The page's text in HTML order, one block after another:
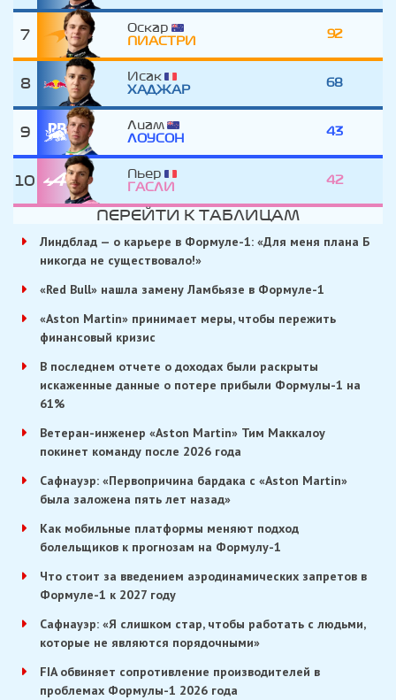
7
Оскар
ПИАСТРИ
92
8
Исак
ХАДЖАР
68
9
Лиам
ЛОУСОН
43
10
Пьер
ГАСЛИ
42
ПЕРЕЙТИ К ТАБЛИЦАМ
Линдблад — о карьере в Формуле-1: «Для меня плана Б
никогда не существовало!»
«Red Bull» нашла замену Ламбьязе в Формуле-1
«Aston Martin» принимает меры, чтобы пережить
финансовый кризис
В последнем отчете о доходах были раскрыты
искаженные данные о потере прибыли Формулы-1 на
61%
Ветеран-инженер «Aston Martin» Тим Маккалоу
покинет команду после 2026 года
Сафнауэр: «Первопричина бардака с «Aston Martin»
была заложена пять лет назад»
Как мобильные платформы меняют подход
болельщиков к прогнозам на Формулу-1
Что стоит за введением аэродинамических запретов в
Формуле-1 к 2027 году
Сафнауэр: «Я слишком стар, чтобы работать с людьми,
которые не являются порядочными»
FIA обвиняет сопротивление производителей в
проблемах Формулы-1 2026 года